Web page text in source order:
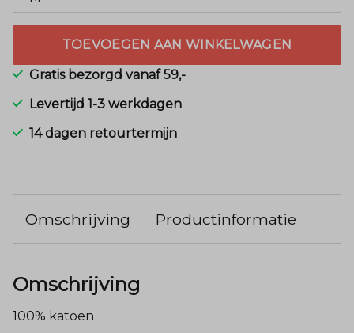
TOEVOEGEN AAN WINKELWAGEN
Gratis bezorgd vanaf 59,-
Levertijd 1-3 werkdagen
14 dagen retourtermijn
Omschrijving Productinformatie
Omschrijving
100% katoen